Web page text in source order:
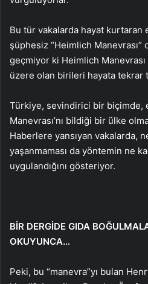
Bu tür vakalarda hayat
şüphesiz “Heimlich Manevrası”
geçmiyor ki Heimlich Manevrası
üzere olan birileri hayata tekrar
Türkiye, sevindirici bir biçimde,
Manevrası’nı bildiği bir ülke
Haberlere yansıyan vakalarda,
yaşanmaması da yöntemin ne
uygulandığını gösteriyor.
BİR DERGİDE GIDA
OKUYUNCA…
Peki, bu “manevra”yı bulan